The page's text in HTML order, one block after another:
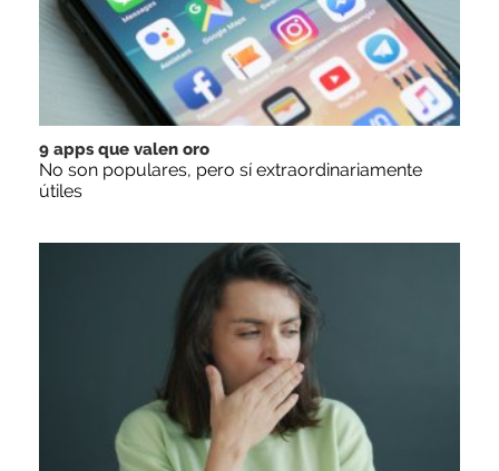
9 apps que valen oro
No son populares, pero sí extraordinariamente
útiles